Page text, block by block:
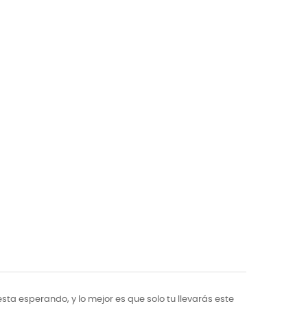
esperando, y lo mejor es que solo tu llevarás este